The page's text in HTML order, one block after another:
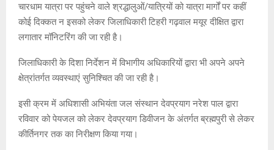
चारधाम यात्रा पर पहुंचने वाले श्रद्धालुओं/यात्रियों को यात्रा मार्गों पर कहीं
कोई दिक्कत न इसको लेकर जिलाधिकारी टिहरी गढ़वाल मयूर दीक्षित द्वारा
लगातार मॉनिटरिंग की जा रही है।
जिलाधिकारी के दिशा निर्देशन में विभागीय अधिकारियों द्वारा भी अपने अपने
क्षेत्रांतर्गत व्यवस्थाएं सुनिश्चित की जा रही है।
इसी क्रम में अधिशासी अभियंता जल संस्थान देवप्रयाग नरेश पाल द्वारा
रविवार को पेयजल को लेकर देवप्रयाग डिवीजन के अंतर्गत ब्रह्मपुरी से लेकर
कीर्तिनगर तक का निरीक्षण किया गया।